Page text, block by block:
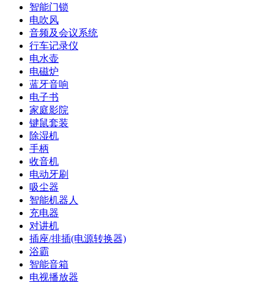
智能门锁
电吹风
音频及会议系统
行车记录仪
电水壶
电磁炉
蓝牙音响
电子书
家庭影院
键鼠套装
除湿机
手柄
收音机
电动牙刷
吸尘器
智能机器人
充电器
对讲机
插座/排插(电源转换器)
浴霸
智能音箱
电视播放器